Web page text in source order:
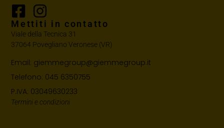
Mettiti in contatto
Viale della Tecnica 31
37064 Povegliano Veronese (VR)
Email: giemmegroup@giemmegroup.it
Telefono: 045 6350755
P.IVA: 03049630233
Termini e condizioni